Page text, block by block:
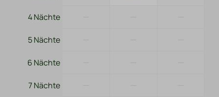
4 Nächte
5 Nächte
6 Nächte
7 Nächte